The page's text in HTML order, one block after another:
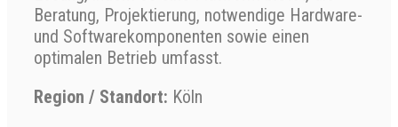
Beratung, Projektierung, notwendige Hardware-
und Softwarekomponenten sowie einen
optimalen Betrieb umfasst.
Region / Standort: Köln